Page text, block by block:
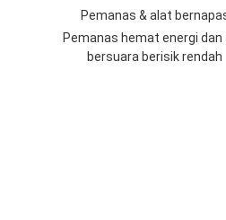
Pemanas & alat
Pemanas hemat energi dan
bersuara berisik rendah